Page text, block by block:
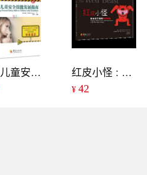
特殊儿童安全技能发展指南 红皮小怪 : 教会孩子管理愤怒情绪
¥ 42